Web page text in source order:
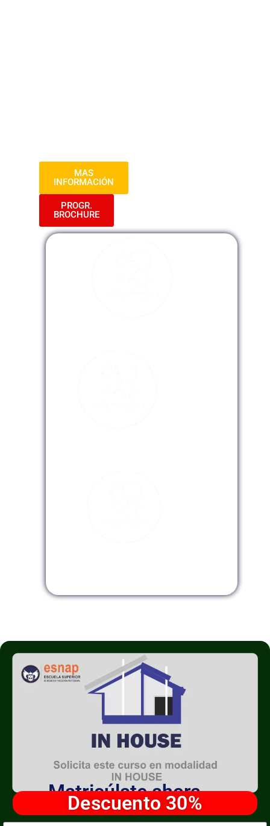
MAS
INFORMACIÓN
PROGR.
BROCHURE
Matricúlate ahora
Descuento 30%